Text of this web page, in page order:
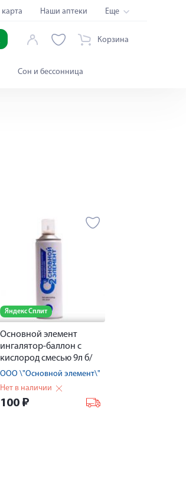
Наши аптеки Еще
Корзина
Сон и бессонница
Яндекс Сплит
Основной элемент
ингалятор-баллон с
кислород смесью 9л б/
маски
ООО \"Основной элемент\" RU
Нет в наличии
100 ₽